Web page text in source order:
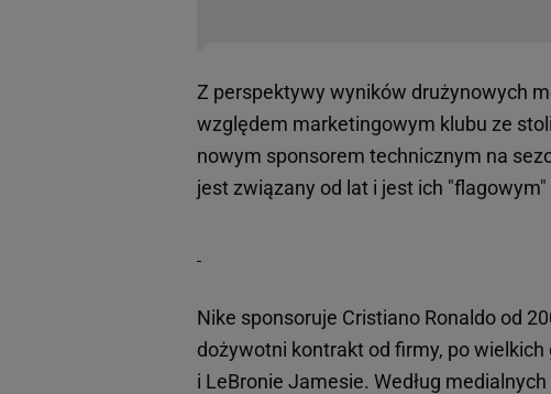
Z perspektywy wyników drużynowych
względem marketingowym klubu ze
nowym sponsorem technicznym na
jest związany od lat i jest ich
Nike sponsoruje Cristiano Ronaldo od
dożywotni kontrakt od firmy, po
i LeBronie Jamesie. Według